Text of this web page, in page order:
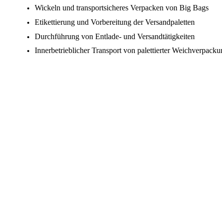
Wickeln und transportsicheres Verpacken von Big Bags
Etikettierung und Vorbereitung der Versandpaletten
Durchführung von Entlade- und Versandtätigkeiten
Innerbetrieblicher Transport von palettierter